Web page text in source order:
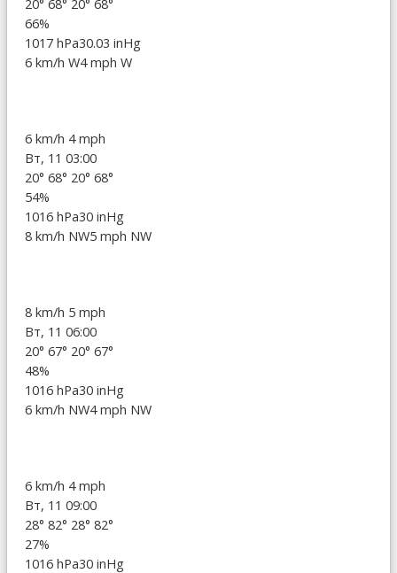
20° 68° 20° 68°
66%
1017 hPa30.03 inHg
6 km/h W4 mph W
6 km/h 4 mph
Вт, 11 03:00
20° 68° 20° 68°
54%
1016 hPa30 inHg
8 km/h NW5 mph NW
8 km/h 5 mph
Вт, 11 06:00
20° 67° 20° 67°
48%
1016 hPa30 inHg
6 km/h NW4 mph NW
6 km/h 4 mph
Вт, 11 09:00
28° 82° 28° 82°
27%
1016 hPa30 inHg